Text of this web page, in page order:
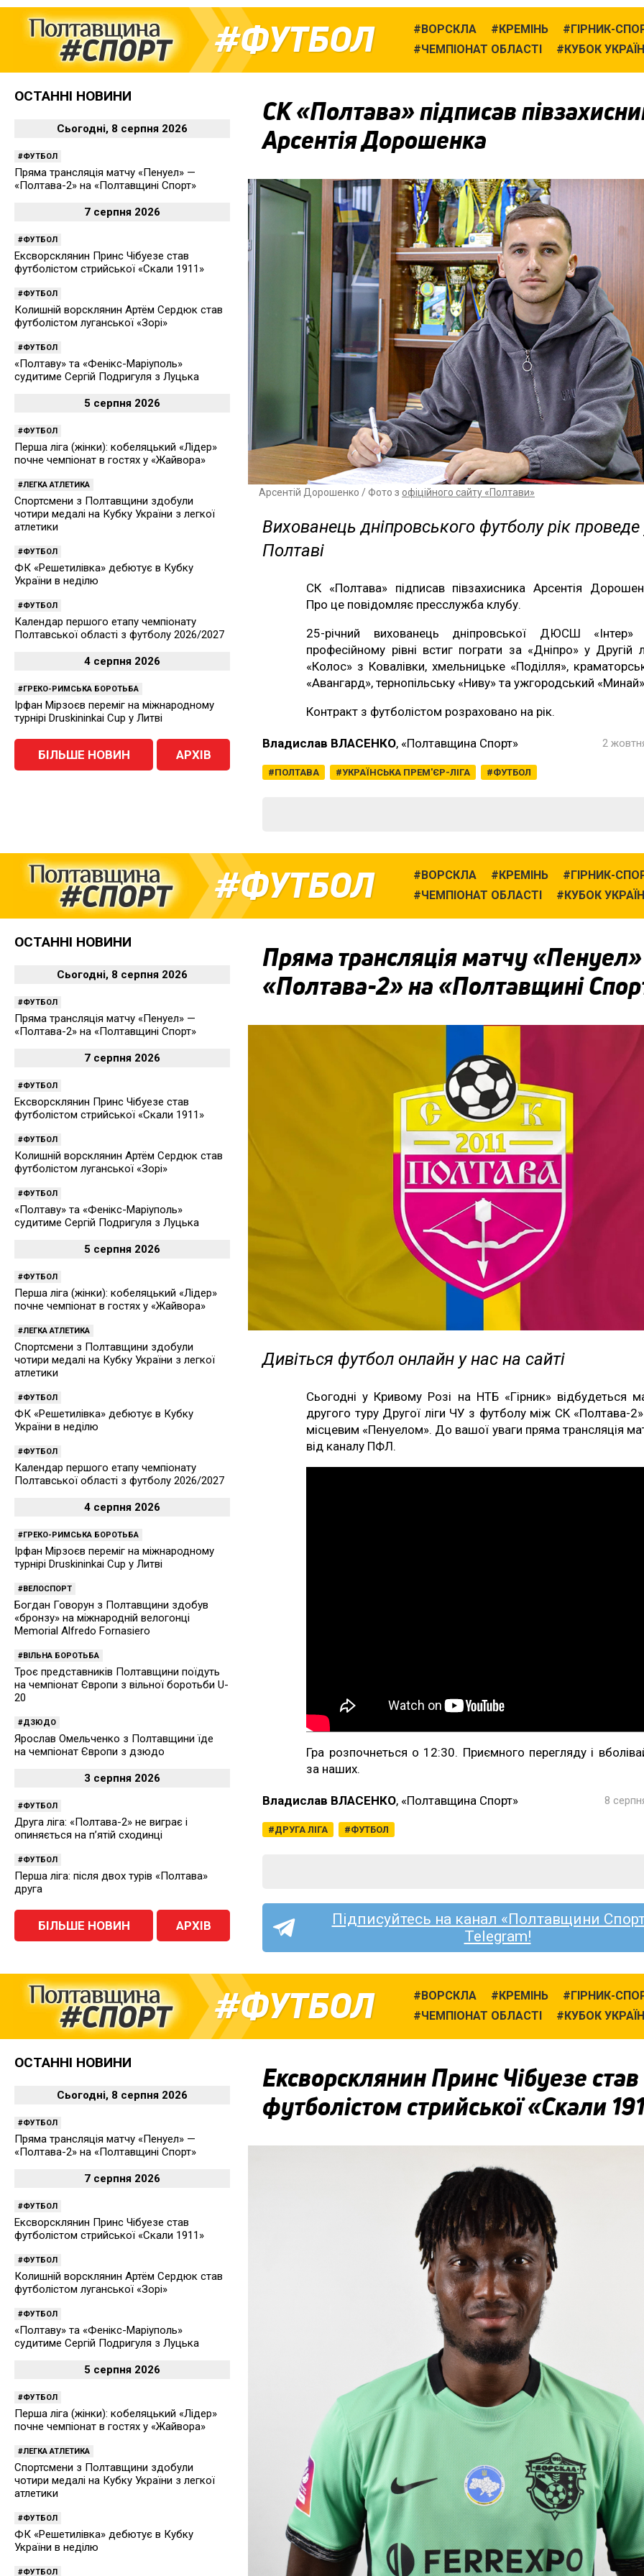
ФУТБОЛ ВОРСКЛА КРЕМІНЬ
ГІРНИК-
ЧЕМПІОНАТ ОБЛАСТІ
КУБОК
СК «Полтава» підписав
Арсентія Дорошенка
Арсентій Дорошенко / Фото з офіційного сайту «Полтави»
Вихованець дніпровського футболу рік проведе
Полтаві
СК «Полтава» підписав півзахисника Арсентія
Про це повідомляє пресслужба клубу.
25-річний вихованець дніпровської ДЮСШ «Інтер»
професійному рівні встиг пограти за «Дніпро» у Другій
«Колос» з Ковалівки, хмельницьке «Поділля»,
«Авангард», тернопільську «Ниву» та ужгородський
Контракт з футболістом розраховано на рік.
Владислав ВЛАСЕНКО, «Полтавщина Спорт»
ПОЛТАВА УКРАЇНСЬКА ПРЕМ'ЄР-ЛІГА ФУТБОЛ
2
ОСТАННІ НОВИНИ
Сьогодні, 8 серпня 2026
ФУТБОЛ
Пряма трансляція матчу «Пенуел» —
«Полтава-2» на «Полтавщині Спорт»
7 серпня 2026
ФУТБОЛ
Ексворсклянин Принс Чібуезе став
футболістом стрийської «Скали 1911»
ФУТБОЛ
Колишній ворсклянин Артём Сердюк став
футболістом луганської «Зорі»
ФУТБОЛ
«Полтаву» та «Фенікс-Маріуполь»
судитиме Сергій Подригуля з Луцька
5 серпня 2026
ФУТБОЛ
Перша ліга (жінки): кобеляцький «Лідер»
почне чемпіонат в гостях у «Жайвора»
ЛЕГКА АТЛЕТИКА
Спортсмени з Полтавщини здобули
чотири медалі на Кубку України з легкої
атлетики
ФУТБОЛ
ФК «Решетилівка» дебютує в Кубку
України в неділю
ФУТБОЛ
Календар першого етапу чемпіонату
Полтавської області з футболу 2026/2027
4 серпня 2026
ГРЕКО-РИМСЬКА БОРОТЬБА
Ірфан Мірзоєв переміг на міжнародному
турнірі Druskininkai Cup у Литві
БІЛЬШЕ НОВИН АРХІВ
ФУТБОЛ ВОРСКЛА КРЕМІНЬ
ГІРНИК-
ЧЕМПІОНАТ ОБЛАСТІ
КУБОК
Пряма трансляція матчу
«Полтава-2» на «Полтавщині
Дивіться футбол онлайн у нас на сайті
Сьогодні у Кривому Розі на НТБ «Гірник» відбудеться
другого туру Другої ліги ЧУ з футболу між СК «Полтава-
місцевим «Пенуелом». До вашої уваги пряма трансляція
від каналу ПФЛ.
Гра розпочнеться о 12:30. Приємного перегляду і
за наших.
Владислав ВЛАСЕНКО, «Полтавщина Спорт»
ДРУГА ЛІГА ФУТБОЛ
8
Підписуйтесь на канал «Полтавщини
Telegram!
ОСТАННІ НОВИНИ
Сьогодні, 8 серпня 2026
ФУТБОЛ
Пряма трансляція матчу «Пенуел» —
«Полтава-2» на «Полтавщині Спорт»
7 серпня 2026
ФУТБОЛ
Ексворсклянин Принс Чібуезе став
футболістом стрийської «Скали 1911»
ФУТБОЛ
Колишній ворсклянин Артём Сердюк став
футболістом луганської «Зорі»
ФУТБОЛ
«Полтаву» та «Фенікс-Маріуполь»
судитиме Сергій Подригуля з Луцька
5 серпня 2026
ФУТБОЛ
Перша ліга (жінки): кобеляцький «Лідер»
почне чемпіонат в гостях у «Жайвора»
ЛЕГКА АТЛЕТИКА
Спортсмени з Полтавщини здобули
чотири медалі на Кубку України з легкої
атлетики
ФУТБОЛ
ФК «Решетилівка» дебютує в Кубку
України в неділю
ФУТБОЛ
Календар першого етапу чемпіонату
Полтавської області з футболу 2026/2027
4 серпня 2026
ГРЕКО-РИМСЬКА БОРОТЬБА
Ірфан Мірзоєв переміг на міжнародному
турнірі Druskininkai Cup у Литві
ВЕЛОСПОРТ
Богдан Говорун з Полтавщини здобув
«бронзу» на міжнародній велогонці
Memorial Alfredo Fornasiero
ВІЛЬНА БОРОТЬБА
Троє представників Полтавщини поїдуть
на чемпіонат Європи з вільної боротьби U-
20
ДЗЮДО
Ярослав Омельченко з Полтавщини їде
на чемпіонат Європи з дзюдо
3 серпня 2026
ФУТБОЛ
Друга ліга: «Полтава-2» не виграє і
опиняється на п’ятій сходинці
ФУТБОЛ
Перша ліга: після двох турів «Полтава»
друга
БІЛЬШЕ НОВИН АРХІВ
ФУТБОЛ ВОРСКЛА КРЕМІНЬ
ГІРНИК-
ЧЕМПІОНАТ ОБЛАСТІ
КУБОК
Ексворсклянин Принс Чібуезе став
футболістом стрийської «Скали
ОСТАННІ НОВИНИ
Сьогодні, 8 серпня 2026
ФУТБОЛ
Пряма трансляція матчу «Пенуел» —
«Полтава-2» на «Полтавщині Спорт»
7 серпня 2026
ФУТБОЛ
Ексворсклянин Принс Чібуезе став
футболістом стрийської «Скали 1911»
ФУТБОЛ
Колишній ворсклянин Артём Сердюк став
футболістом луганської «Зорі»
ФУТБОЛ
«Полтаву» та «Фенікс-Маріуполь»
судитиме Сергій Подригуля з Луцька
5 серпня 2026
ФУТБОЛ
Перша ліга (жінки): кобеляцький «Лідер»
почне чемпіонат в гостях у «Жайвора»
ЛЕГКА АТЛЕТИКА
Спортсмени з Полтавщини здобули
чотири медалі на Кубку України з легкої
атлетики
ФУТБОЛ
ФК «Решетилівка» дебютує в Кубку
України в неділю
ФУТБОЛ